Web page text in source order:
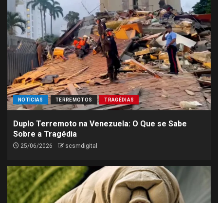
NOTÍCIAS TERREMOTOS TRAGÉDIAS
Duplo Terremoto na Venezuela: O Que se Sabe
Sobre a Tragédia
25/06/2026 scsmdigital